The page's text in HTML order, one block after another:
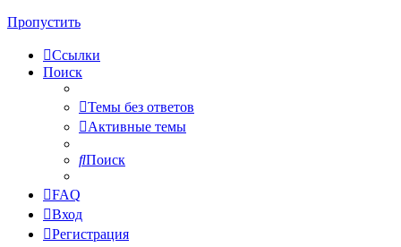
Пропустить
Ссылки
Поиск
Темы без ответов
Активные темы
Поиск
FAQ
Вход
Регистрация